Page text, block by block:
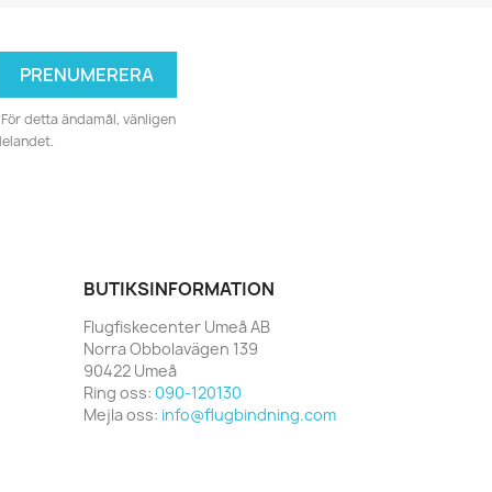
detta ändamål, vänligen
BUTIKSINFORMATION
Flugfiskecenter Umeå AB
Norra Obbolavägen 139
90422 Umeå
Ring oss: 090-120130
Mejla oss: info@flugbindning.com